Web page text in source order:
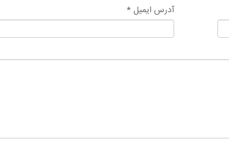
آدرس ایمیل *